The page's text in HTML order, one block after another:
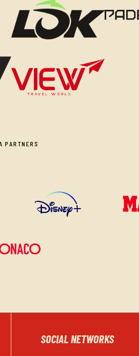
PARTNERS
SOCIAL NETWORKS